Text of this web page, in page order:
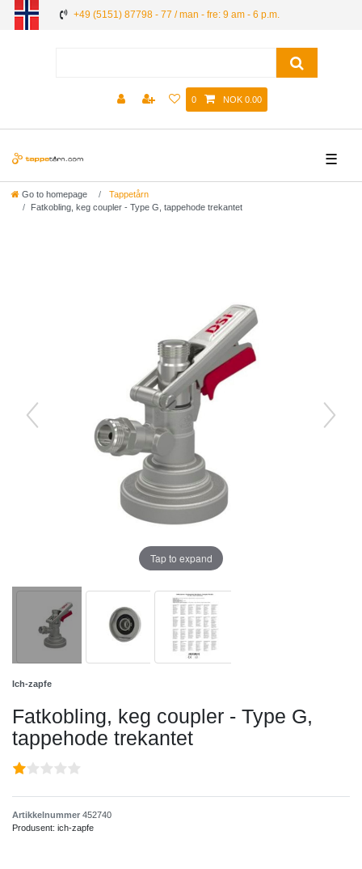
+49 (5151) 87798 - 77 / man - fre: 9 am - 6 p.m.
0 NOK 0.00
☰
Go to homepage
Tappetårn
Fatkobling, keg coupler - Type G, tappehode trekantet
Tap to expand
Ich-zapfe
Fatkobling, keg coupler - Type G,
tappehode trekantet
Artikkelnummer 452740
Produsent: ich-zapfe